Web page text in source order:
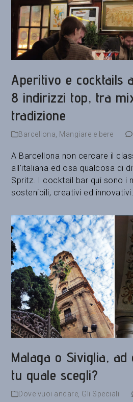
Aperitivo e cocktails
8 indirizzi top, tra
tradizione
Barcellona, Mangiare e bere
A Barcellona non cercare il
all'italiana ed osa qualcosa di
Spritz. I cocktail bar qui sono i
sostenibili, creativi ed innovativi.
Malaga o Siviglia, ad
tu quale scegli?
Dove vuoi andare Gli Speciali